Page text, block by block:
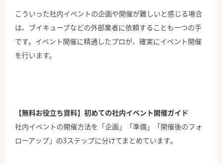
こういった社内イベントの企画や開催が難しいと感じる場合
は、ブイキューブなどの外部業者に依頼することも一つの手
です。イベント開催に精通したプロが、確実にイベント開催
を行います。
【無料お役立ち資料】初めての社内イベント開催ガイド
社内イベントの開催方法を「企画」「準備」「開催後のフォ
ローアップ」の3ステップに分けてまとめています。